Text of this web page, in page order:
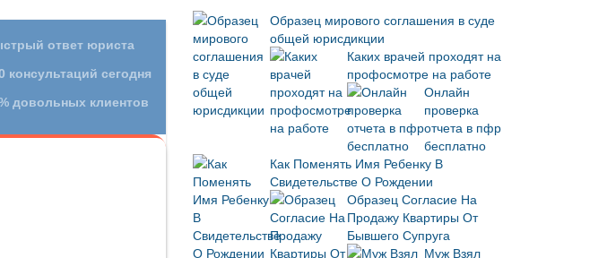
Образец мирового соглашения в суде
общей юрисдикции
Каких врачей проходят на
профосмотре на работе
Онлайн
проверка
отчета в пфр
бесплатно
Как Поменять Имя Ребенку В
Свидетельстве О Рождении
Образец Согласие На
Продажу Квартиры От
Бывшего Супруга
Муж Взял